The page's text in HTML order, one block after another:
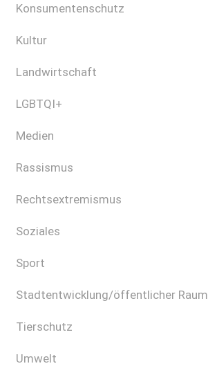
Konsumentenschutz
Kultur
Landwirtschaft
LGBTQI+
Medien
Rassismus
Rechtsextremismus
Soziales
Sport
Stadtentwicklung/öffentlicher Raum
Tierschutz
Umwelt